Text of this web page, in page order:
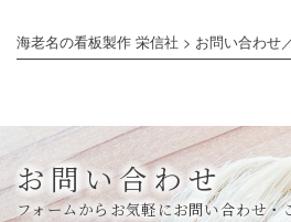
海老名の看板製作 栄信社 > お問い合わせ
お問い合わせ
フォームからお気軽にお問い合わせ・